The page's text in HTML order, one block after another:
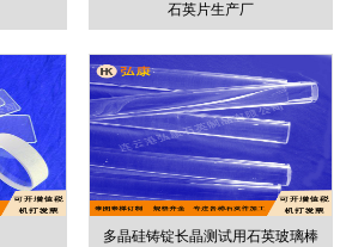
石英片生产厂
多晶硅铸锭长晶测试用石英玻璃棒